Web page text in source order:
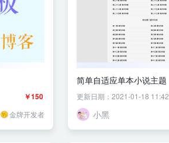
￥150
金牌开发者
简单自适应单本小说主题
更新日期：2021-01-18 11:42
小黑